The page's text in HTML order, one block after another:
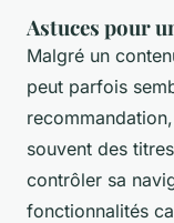
Astuces pour
Malgré un
peut parfois
souvent des
contrôler sa
fonctionnalités